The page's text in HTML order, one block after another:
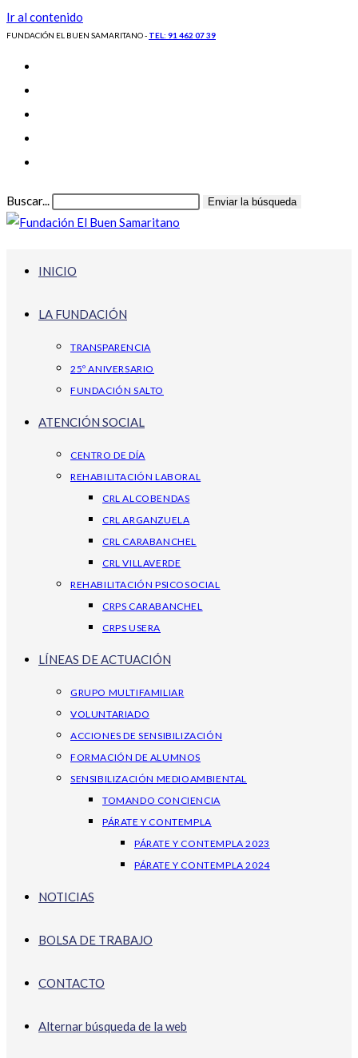
Ir al contenido
FUNDACIÓN EL BUEN SAMARITANO - TEL: 91 462 07 39
Buscar... Enviar la búsqueda
INICIO
LA FUNDACIÓN
TRANSPARENCIA
25º ANIVERSARIO
FUNDACIÓN SALTO
ATENCIÓN SOCIAL
CENTRO DE DÍA
REHABILITACIÓN LABORAL
CRL ALCOBENDAS
CRL ARGANZUELA
CRL CARABANCHEL
CRL VILLAVERDE
REHABILITACIÓN PSICOSOCIAL
CRPS CARABANCHEL
CRPS USERA
LÍNEAS DE ACTUACIÓN
GRUPO MULTIFAMILIAR
VOLUNTARIADO
ACCIONES DE SENSIBILIZACIÓN
FORMACIÓN DE ALUMNOS
SENSIBILIZACIÓN MEDIOAMBIENTAL
TOMANDO CONCIENCIA
PÁRATE Y CONTEMPLA
PÁRATE Y CONTEMPLA 2023
PÁRATE Y CONTEMPLA 2024
NOTICIAS
BOLSA DE TRABAJO
CONTACTO
Alternar búsqueda de la web